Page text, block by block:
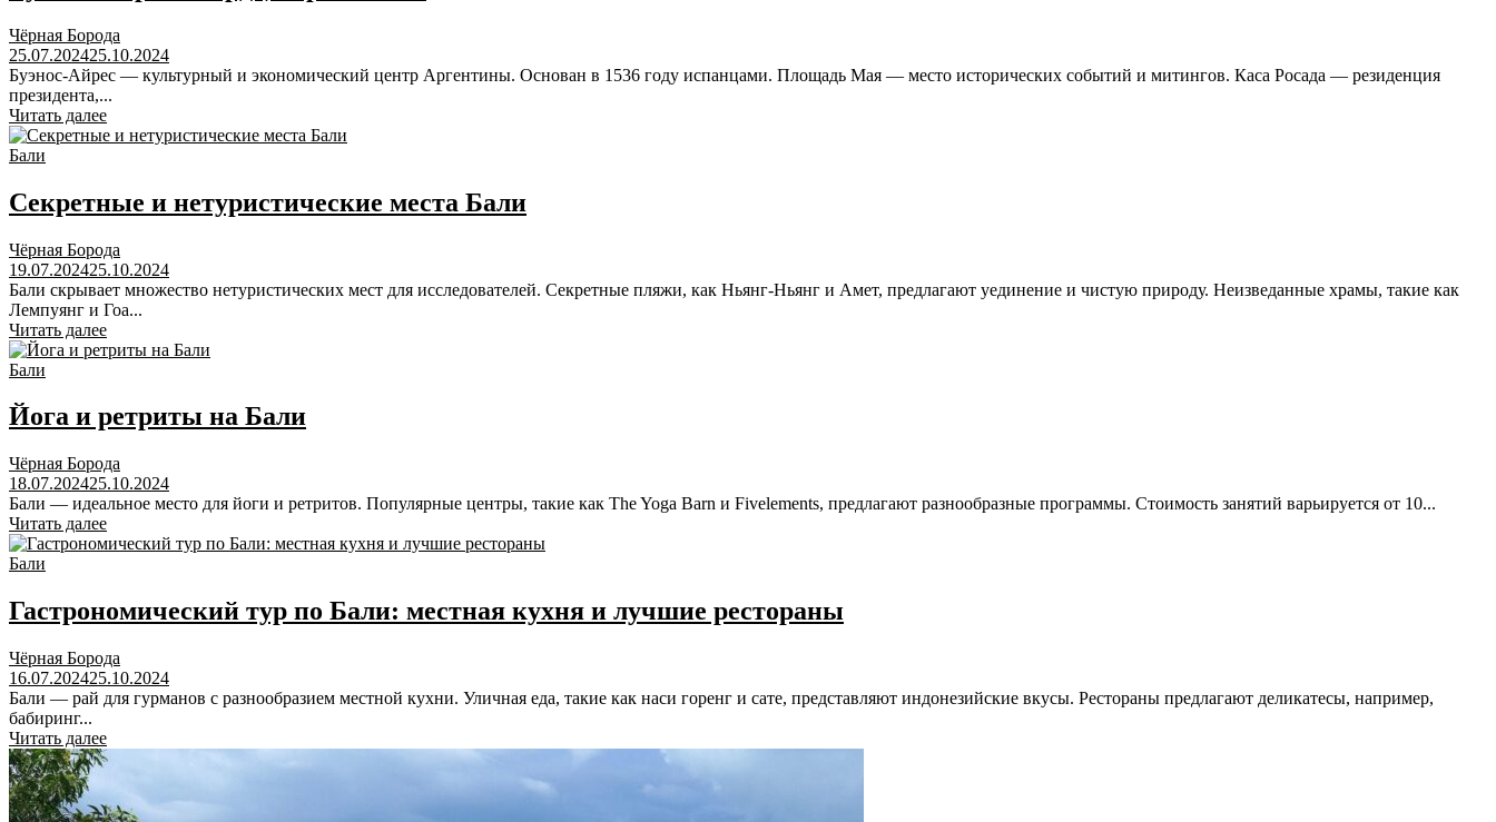
Чёрная Борода
25.07.202425.10.2024
Буэнос-Айрес — культурный и экономический центр Аргентины. Основан в 1536 году испанцами. Площадь Мая — место исторических событий и митингов. Каса Росада — резиденция
президента,...
Читать далее
Бали
Секретные и нетуристические места Бали
Чёрная Борода
19.07.202425.10.2024
Бали скрывает множество нетуристических мест для исследователей. Секретные пляжи, как Ньянг-Ньянг и Амет, предлагают уединение и чистую природу. Неизведанные храмы, такие как
Лемпуянг и Гоа...
Читать далее
Бали
Йога и ретриты на Бали
Чёрная Борода
18.07.202425.10.2024
Бали — идеальное место для йоги и ретритов. Популярные центры, такие как The Yoga Barn и Fivelements, предлагают разнообразные программы. Стоимость занятий варьируется от 10...
Читать далее
Бали
Гастрономический тур по Бали: местная кухня и лучшие рестораны
Чёрная Борода
16.07.202425.10.2024
Бали — рай для гурманов с разнообразием местной кухни. Уличная еда, такие как наси горенг и сате, представляют индонезийские вкусы. Рестораны предлагают деликатесы, например,
бабиринг...
Читать далее